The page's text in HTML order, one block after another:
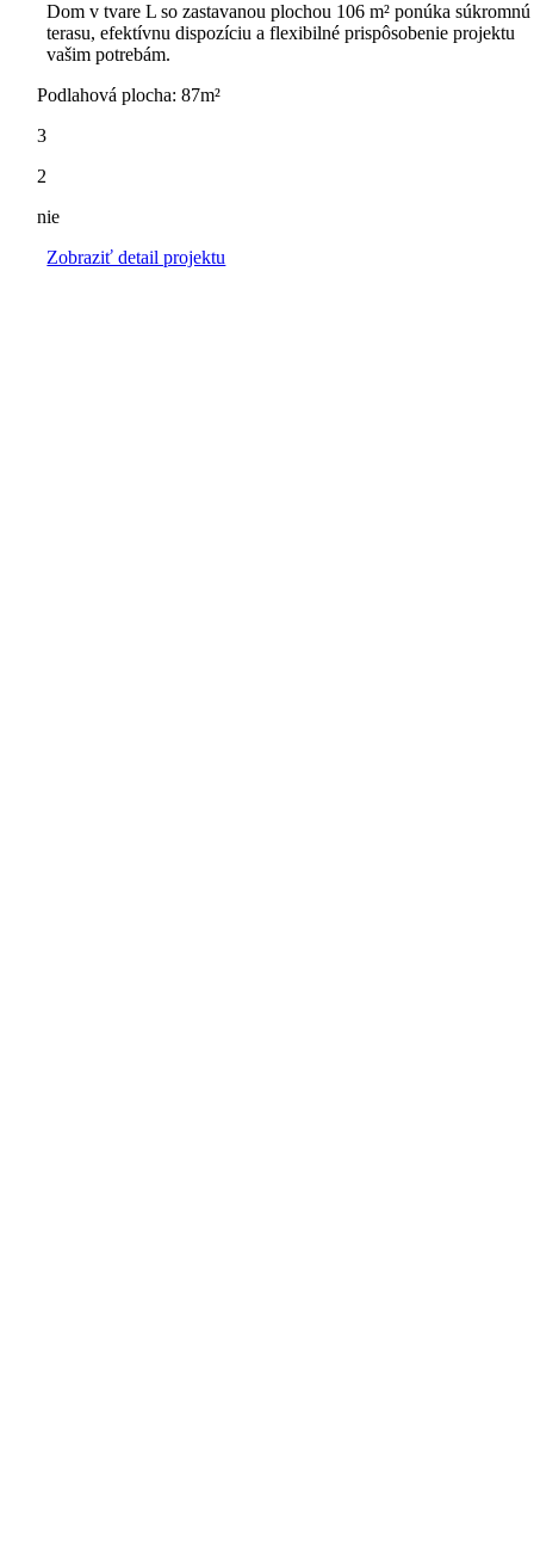
Dom v tvare L so zastavanou plochou 106 m² ponúka súkromnú
terasu, efektívnu dispozíciu a flexibilné prispôsobenie projektu
vašim potrebám.
Podlahová plocha: 87m²
3
2
nie
Zobraziť detail projektu